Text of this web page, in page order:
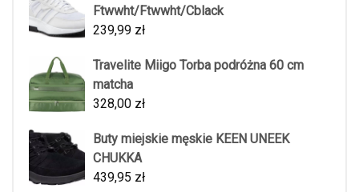
Ftwwht/Ftwwht/Cblack
239,99 zł
Travelite Miigo Torba podróżna 60 cm
matcha
328,00 zł
Buty miejskie męskie KEEN UNEEK
CHUKKA
439,95 zł